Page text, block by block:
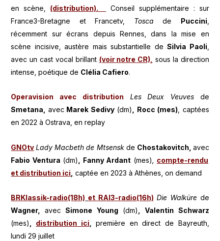
en scène, (distribution).
Conseil supplémentaire : sur
France3-Bretagne et Francetv, Tosca de Puccini
récemment sur écrans depuis Rennes, dans la mise en
scène incisive, austère mais substantielle deSilvia Paoli
avec un cast vocal brillant (voir notre CR),
sous la direction
intense, poétique de Clélia Cafiero.
Operavision avec distribution Les Deux Veuves de
Smetana, avec Marek Sedivy(dm) , Rocc (mes) , captées
en 2022 à Ostrava, en replay
GNOtv Lady Macbeth de Mtsenskde Chostakovitch, avec
Fabio Ventura (dm) , Fanny Ardant (mes)
compte-rendu
et distribution ici captée en 2023 à Athènes, on demand
BRKlassik-radio(18h) et RAI3-radio(16h) Die Walküre de
Wagner,avec Simone Young (dm)
, Valentin Schwarz
(mes)
distribution ici
première en direct de Bayreuth,
lundi 29 juillet